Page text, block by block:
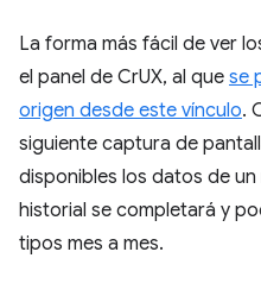
La forma más fácil de ver
el panel de CrUX, al que se
origen desde este vínculo.
siguiente captura de
disponibles los datos de
historial se completará y
tipos mes a mes.